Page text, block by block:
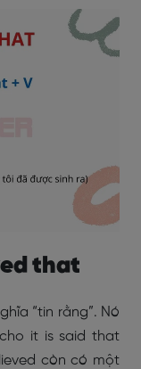
that
“tin rằng”. Nó
it is said that
còn có một